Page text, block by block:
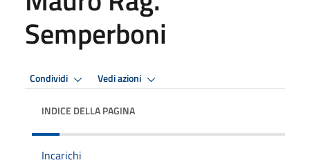
Semperboni
Condividi Vedi azioni
INDICE DELLA PAGINA
Incarichi